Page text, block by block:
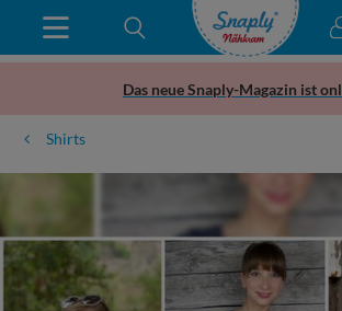
Das neue Snaply-Magazin ist
Shirts